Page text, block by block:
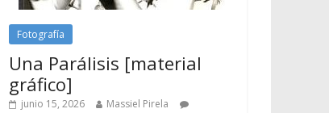
Fotografía
Una Parálisis [material
gráfico]
junio 15, 2026
Massiel Pirela